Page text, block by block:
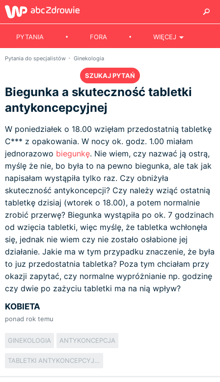
PYTANIA FORA WIĘCEJ
Pytania do specjalistów Ginekologia
SZUKAJ PYTAŃ
Biegunka a skuteczność tabletki
antykoncepcyjnej
W poniedziałek o 18.00 wzięłam przedostatnią tabletkę
C*** z opakowania. W nocy ok. godz. 1.00 miałam
jednorazowo biegunkę. Nie wiem, czy nazwać ją ostrą,
myślę że nie, bo była to na pewno biegunka, ale tak jak
napisałam wystąpiła tylko raz. Czy obniżyła
skuteczność antykoncepcji? Czy należy wziąć ostatnią
tabletkę dzisiaj (wtorek o 18.00), a potem normalnie
zrobić przerwę? Biegunka wystąpiła po ok. 7 godzinach
od wzięcia tabletki, więc myślę, że tabletka wchłonęła
się, jednak nie wiem czy nie zostało osłabione jej
działanie. Jakie ma w tym przypadku znaczenie, że była
to juz przedostatnia tabletka? Poza tym chciałam przy
okazji zapytać, czy normalne wypróżnianie np. godzinę
czy dwie po zażyciu tabletki ma na nią wpływ?
KOBIETA
ponad rok temu
GINEKOLOGIA ANTYKONCEPCJA
TABLETKI ANTYKONCEPCYJNE